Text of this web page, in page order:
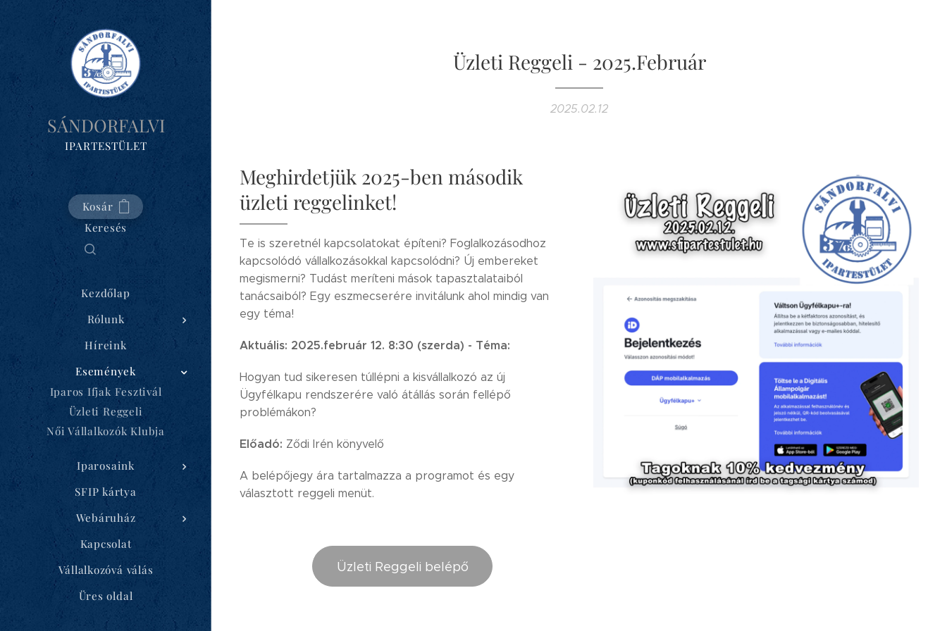
SÁNDORFALVI
IPARTESTÜLET
Kosár
Keresés
Kezdőlap
Rólunk
Híreink
Események
Iparos Ifjak Fesztivál
Üzleti Reggeli
Női Vállalkozók Klubja
Iparosaink
SFIP kártya
Webáruház
Kapcsolat
Vállalkozóvá válás
Üres oldal
Üzleti Reggeli - 2025.Február
2025.02.12
Meghirdetjük 2025-ben második
üzleti reggelinket!
Te is szeretnél kapcsolatokat építeni? Foglalkozásodhoz
kapcsolódó vállalkozásokkal kapcsolódni? Új embereket
megismerni? Tudást meríteni mások tapasztalataiból
tanácsaiból? Egy eszmecserére invitálunk ahol mindig van
egy téma!
Aktuális: 2025.február 12. 8:30 (szerda) - Téma:
Hogyan tud sikeresen túllépni a kisvállalkozó az új
Ügyfélkapu rendszerére való átállás során fellépő
problémákon?
Előadó: Ződi Irén könyvelő
A belépőjegy ára tartalmazza a programot és egy
választott reggeli menüt.
Üzleti Reggeli belépő